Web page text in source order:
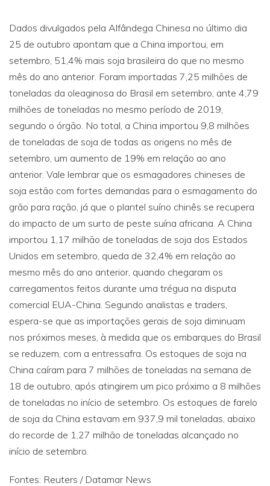
Dados divulgados pela Alfândega Chinesa no último dia
25 de outubro apontam que a China importou, em
setembro, 51,4% mais soja brasileira do que no mesmo
mês do ano anterior. Foram importadas 7,25 milhões de
toneladas da oleaginosa do Brasil em setembro, ante 4,79
milhões de toneladas no mesmo período de 2019,
segundo o órgão. No total, a China importou 9,8 milhões
de toneladas de soja de todas as origens no mês de
setembro, um aumento de 19% em relação ao ano
anterior. Vale lembrar que os esmagadores chineses de
soja estão com fortes demandas para o esmagamento do
grão para ração, já que o plantel suíno chinês se recupera
do impacto de um surto de peste suína africana. A China
importou 1,17 milhão de toneladas de soja dos Estados
Unidos em setembro, queda de 32,4% em relação ao
mesmo mês do ano anterior, quando chegaram os
carregamentos feitos durante uma trégua na disputa
comercial EUA-China. Segundo analistas e traders,
espera-se que as importações gerais de soja diminuam
nos próximos meses, à medida que os embarques do Brasil
se reduzem, com a entressafra. Os estoques de soja na
China caíram para 7 milhões de toneladas na semana de
18 de outubro, após atingirem um pico próximo a 8 milhões
de toneladas no início de setembro. Os estoques de farelo
de soja da China estavam em 937,9 mil toneladas, abaixo
do recorde de 1,27 milhão de toneladas alcançado no
início de setembro.
Fontes: Reuters / Datamar News